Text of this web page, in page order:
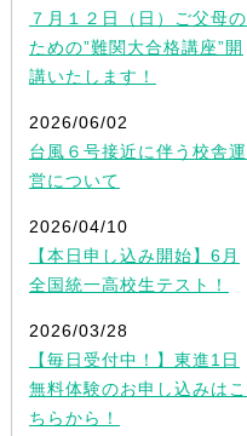
７月１２日（日）ご父母の
ための”難関大合格講座”開
講いたします！
2026/06/02
台風６号接近に伴う校舎運
営について
2026/04/10
【本日申し込み開始】6月
全国統一高校生テスト！
2026/03/28
【毎日受付中！】東進1日
無料体験のお申し込みはこ
ちらから！